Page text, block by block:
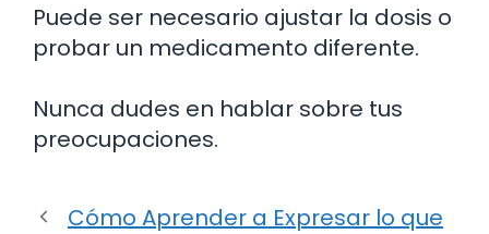
Puede ser necesario ajustar la dosis o
probar un medicamento diferente.
Nunca dudes en hablar sobre tus
preocupaciones.
Cómo Aprender a Expresar lo que